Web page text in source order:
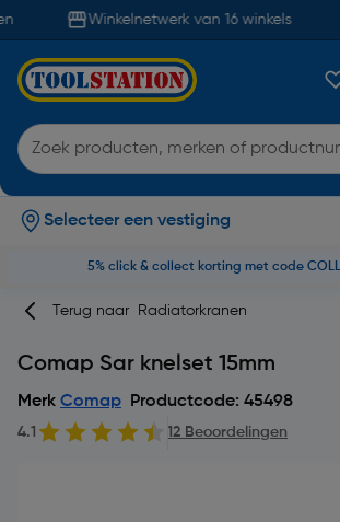
Winkelnetwerk van 16 winkels
Selecteer een vestiging
5% click & collect korting met code
Terug naar Radiatorkranen
Comap Sar knelset 15mm
Merk Comap Productcode: 45498
4.1 12 Beoordelingen